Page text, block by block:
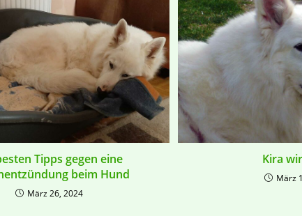
Tipps gegen eine
beim Hund
März 26, 2024
Kira
März